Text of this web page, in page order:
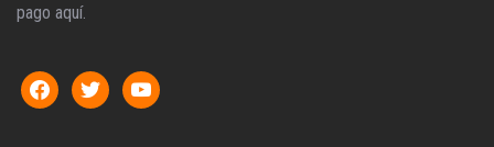
pago aquí.